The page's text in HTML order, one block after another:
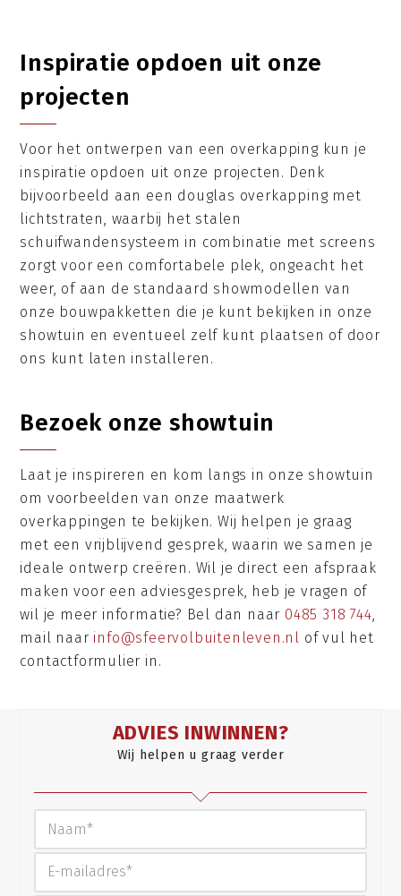
Inspiratie opdoen uit onze
projecten
Voor het ontwerpen van een overkapping kun je
inspiratie opdoen uit onze projecten. Denk
bijvoorbeeld aan een douglas overkapping met
lichtstraten, waarbij het stalen
schuifwandensysteem in combinatie met screens
zorgt voor een comfortabele plek, ongeacht het
weer, of aan de standaard showmodellen van
onze bouwpakketten die je kunt bekijken in onze
showtuin en eventueel zelf kunt plaatsen of door
ons kunt laten installeren.
Bezoek onze showtuin
Laat je inspireren en kom langs in onze showtuin
om voorbeelden van onze maatwerk
overkappingen te bekijken. Wij helpen je graag
met een vrijblijvend gesprek, waarin we samen je
ideale ontwerp creëren. Wil je direct een afspraak
maken voor een adviesgesprek, heb je vragen of
wil je meer informatie? Bel dan naar 0485 318 744,
mail naar info@sfeervolbuitenleven.nl of vul het
contactformulier in.
ADVIES INWINNEN?
Wij helpen u graag verder